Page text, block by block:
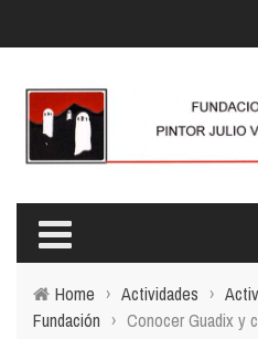
Home › Actividades ›
Fundación › Conocer Guadix y